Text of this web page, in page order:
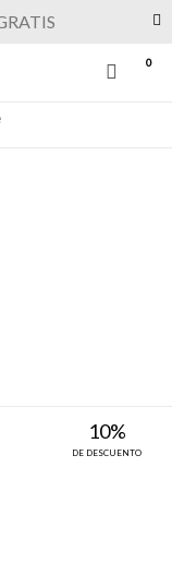
Next
0
10%
DE DESCUENTO